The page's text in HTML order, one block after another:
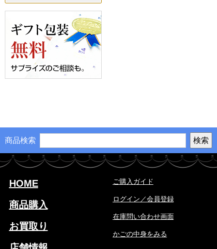
商品検索
HOME
商品購入
お買取り
ご購入ガイド
ログイン／会員登録
在庫問い合わせ画面
かごの中身をみる